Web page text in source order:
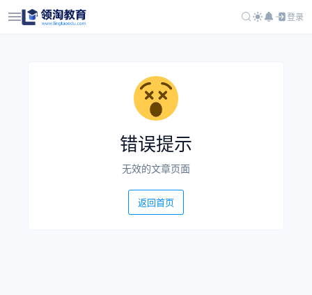
登录
错误提示
无效的文章页面
返回首页